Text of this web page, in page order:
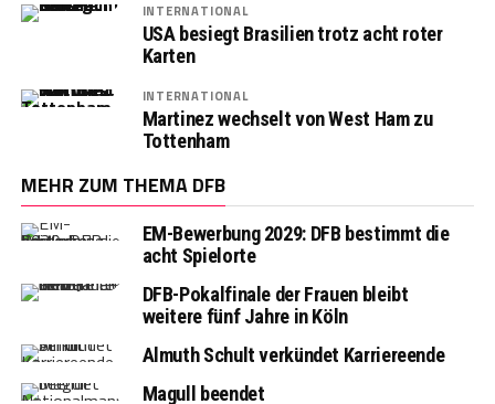
INTERNATIONAL
USA besiegt Brasilien trotz acht roter
Karten
INTERNATIONAL
Martinez wechselt von West Ham zu
Tottenham
MEHR ZUM THEMA DFB
EM-Bewerbung 2029: DFB bestimmt die
acht Spielorte
DFB-Pokalfinale der Frauen bleibt
weitere fünf Jahre in Köln
Almuth Schult verkündet Karriereende
Magull beendet